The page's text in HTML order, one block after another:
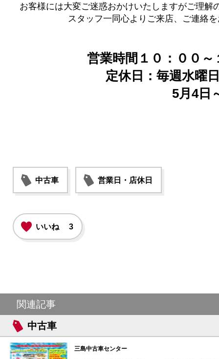
お客様には大変ご迷惑おかけいたしますがご理解
スタッフ一同心よりご来店、ご連絡
営業時間１０：００～
定休日：毎週水曜
5月4日～
中古車 営業日・店休日
いいね 3
関連記事
中古車
三島中古車センター